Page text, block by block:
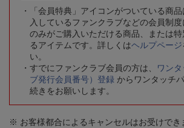
「会員特典」アイコンがついている商
入しているファンクラブなどの会員制
のみがご購入いただける商品、または
るアイテムです。詳しくはヘルプページ
い。
すでにファンクラブ会員の方は、
ワン
ブ発行会員番号）登録 からワンタッチ
続きをお願いします。
※ お客様都合によるキャンセルはお受けでき